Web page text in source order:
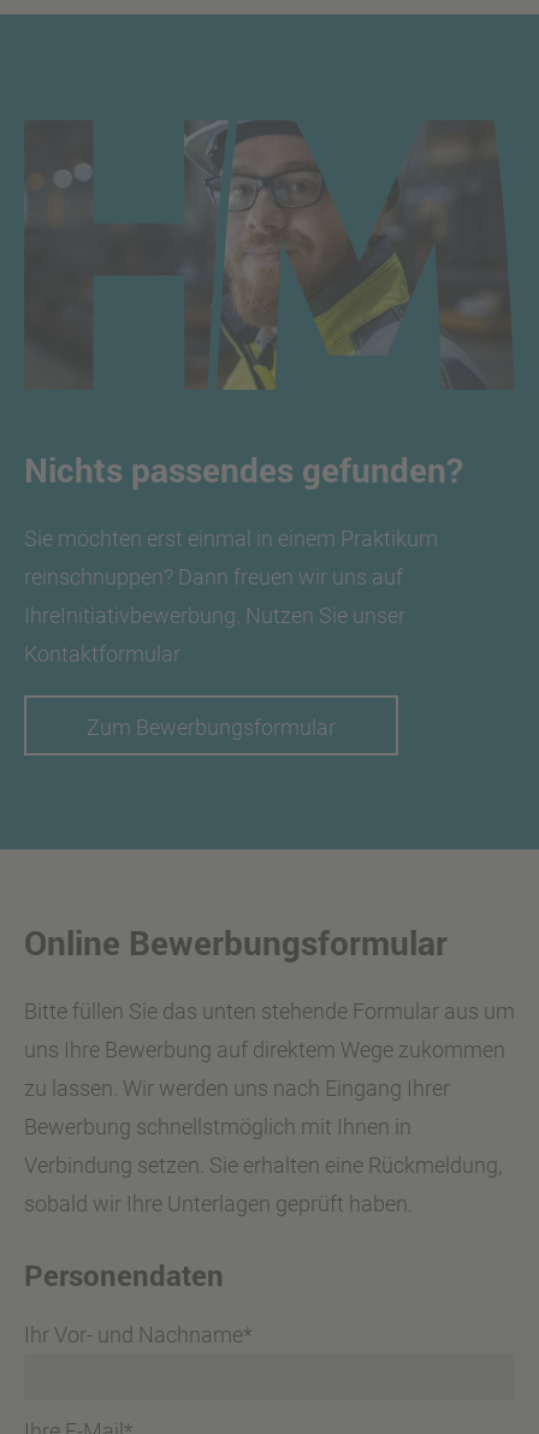
Nichts passendes gefunden?
Sie möchten erst einmal in einem Praktikum
reinschnuppen? Dann freuen wir uns auf
IhreInitiativbewerbung. Nutzen Sie unser
Kontaktformular
Zum Bewerbungsformular
Online Bewerbungsformular
Bitte füllen Sie das unten stehende Formular aus um
uns Ihre Bewerbung auf direktem Wege zukommen
zu lassen. Wir werden uns nach Eingang Ihrer
Bewerbung schnellstmöglich mit Ihnen in
Verbindung setzen. Sie erhalten eine Rückmeldung,
sobald wir Ihre Unterlagen geprüft haben.
Personendaten
Ihr Vor- und Nachname*